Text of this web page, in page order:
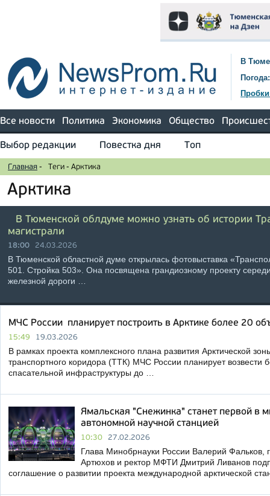
В
Погода:
Все новости Политика Экономика Общество
Выбор редакции Повестка дня Топ
Главная - Теги - Арктика
Арктика
В Тюменской облдуме можно узнать об истории
магистрали
18:00 24.03.2026
В Тюменской областной думе открылась фотовыставка
501. Стройка 503». Она посвящена грандиозному проекту
железной дороги …
МЧС России планирует построить в Арктике более 20
15:49 19.03.2026
В рамках проекта комплексного плана развития Арктической
транспортного коридора (ТТК) МЧС России планирует возвести
спасательной инфраструктуры до …
Ямальская "Снежинка" станет первой в
автономной научной станцией
10:30 27.02.2026
Глава Минобрнауки России Валерий Фальков,
Артюхов и ректор МФТИ Дмитрий Ливанов
соглашение о развитии проекта международной арктической